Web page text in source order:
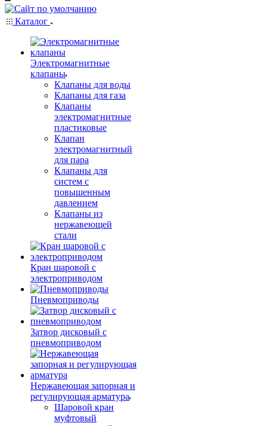
Каталог
Электромагнитные
клапаны
Клапаны для воды
Клапаны для газа
Клапаны
электромагнитные
пластиковые
Клапан
электромагнитный
для пара
Клапаны для
систем с
повышенным
давлением
Клапаны из
нержавеющей
стали
Кран шаровой с
электроприводом
Пневмоприводы
Затвор дисковый с
пневмоприводом
Нержавеющая запорная и
регулирующая арматура
Шаровой кран
муфтовый